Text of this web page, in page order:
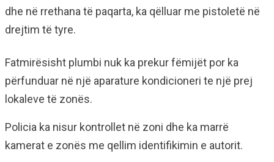
dhe në rrethana të paqarta, ka qëlluar me pistoletë në
drejtim të tyre.
Fatmirësisht plumbi nuk ka prekur fëmijët por ka
përfunduar në një aparature kondicioneri te një prej
lokaleve të zonës.
Policia ka nisur kontrollet në zoni dhe ka marrë
kamerat e zonës me qellim identifikimin e autorit.